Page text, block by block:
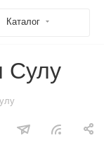
Каталог
Сулу